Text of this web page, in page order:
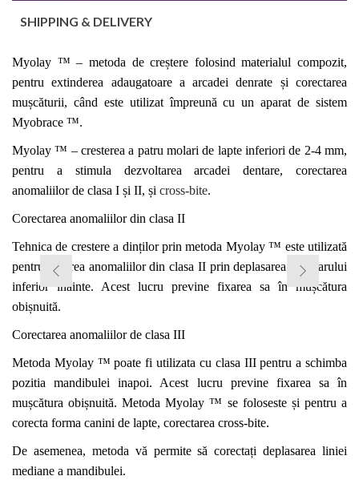
SHIPPING & DELIVERY
Myolay ™ – metoda de creștere folosind materialul compozit,
pentru
extinderea adaugatoare a arcadei denrate și corectarea
mușcăturii, când este utilizat împreună cu un aparat de sistem
Myobrace ™.
Myolay ™ – cresterea a patru molaride lapte inferiori de 2-4 mm,
pentru a stimula dezvoltarea arcadei dentare, corectarea
anomaliilor de clasa I și II, și cross-bite.
Corectarea anomaliilor din clasa II
Tehnica de cresterea dinților prin metoda Myolay ™ este utilizată
pentru tratarea anomaliilor din clasa II prin deplasarea maxilarului
inferior înainte. Acest lucru previne fixarea sa în mușcătura
obișnuită.
Corectarea anomaliilor de clasa III
Metoda Myolay ™ poate fi utilizata cu clasa III pentru a schimba
pozitia mandibulei inapoi. Acest lucru previne fixarea sa în
mușcătura obișnuită.Metoda Myolay ™ se foloseste și pentru a
corecta forma canini de lapte, corectarea cross-bite.
De asemenea, metoda vă permite să corectați deplasarea liniei
mediane a mandibulei.